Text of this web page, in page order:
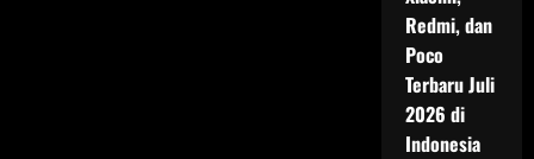
Redmi, dan
Poco
Terbaru Juli
2026 di
Indonesia